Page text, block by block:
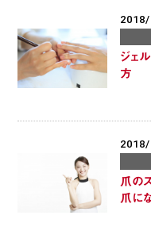
ジェ
方
爪の
爪に